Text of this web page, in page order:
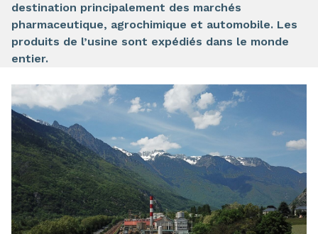
destination principalement des marchés
pharmaceutique, agrochimique et automobile. Les
produits de l’usine sont expédiés dans le monde
entier.